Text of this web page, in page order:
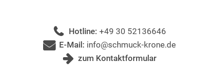
Hotline: +49 30 52136646
E-Mail: info@schmuck-krone.de
zum Kontaktformular